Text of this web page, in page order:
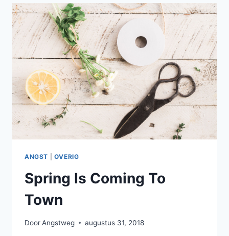
OVER
PAPERS
ANGST OVERIG
Spring Is Coming To
Town
DoorAngstweg augustus 31, 2018